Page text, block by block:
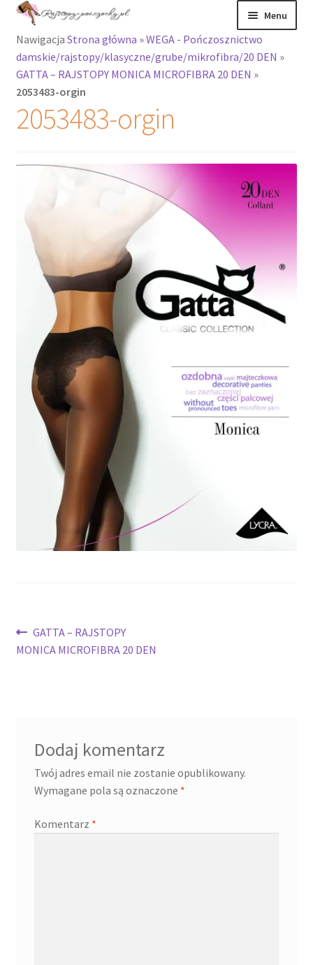
Przejdź
nawigacji
Przejdź
treści
Menu
Rajstopy
Rozwiń
menu
potomne
Rajstopy Orirose
Pończochy i
Wszystkie
produkty
Recenzje
Rozwiń
Nawigacja Strona główna »WEGA - Pończosznictwo
damskie/rajstopy/klasyczne/grube/mikrofibra/20 DEN »
GATTA – RAJSTOPY MONICA MICROFIBRA 20 DEN »
2053483-orgin
2053483-orgin
Nawigacja
wpisu
Poprzedni
wpis:
GATTA – RAJSTOPY
MONICA MICROFIBRA 20 DEN
Dodaj komentarz
Twój adres email nie zostanie opublikowany.
Wymagane pola są oznaczone *
Komentarz *